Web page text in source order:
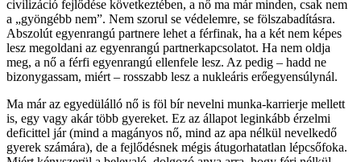
civilizáció fejlődése következtében, a nő ma már minden, csak nem
a „gyöngébb nem”. Nem szorul se védelemre, se fölszabadításra.
Abszolút egyenrangú partnere lehet a férfinak, ha a két nem képes
lesz megoldani az egyenrangú partnerkapcsolatot. Ha nem oldja
meg, a nő a férfi egyenrangú ellenfele lesz. Az pedig – hadd ne
bizonygassam, miért – rosszabb lesz a nukleáris erőegyensúlynál.
Ma már az egyedülálló nő is föl bír nevelni munka-karrierje mellett
is, egy vagy akár több gyereket. Ez az állapot leginkább érzelmi
deficittel jár (mind a magányos nő, mind az apa nélkül nevelkedő
gyerek számára), de a fejlődésnek mégis átugorhatatlan lépcsőfoka.